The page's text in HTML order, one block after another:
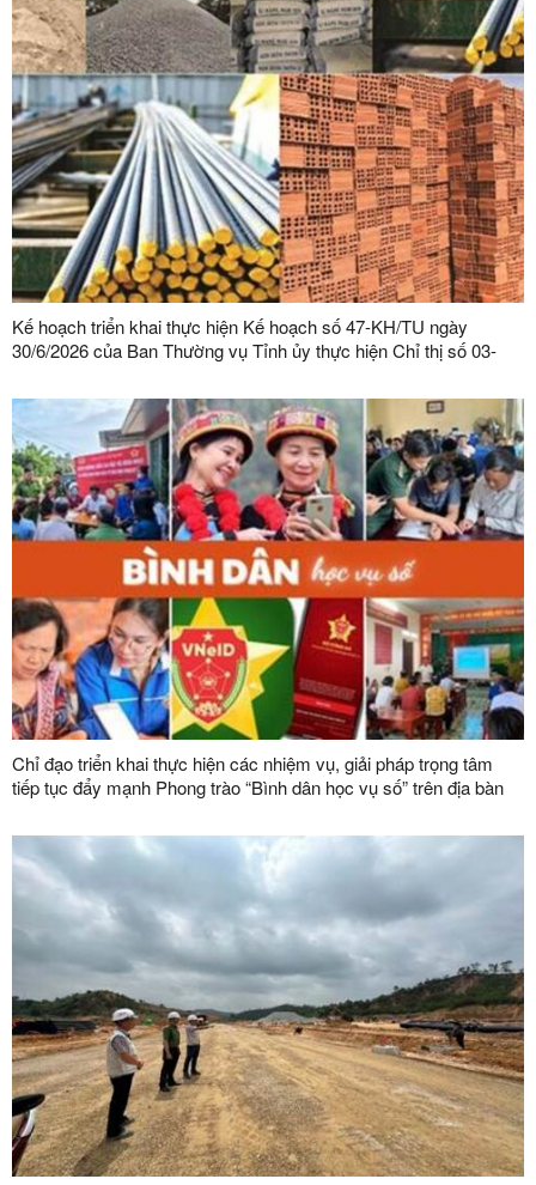
Kế hoạch triển khai thực hiện Kế hoạch số 47-KH/TU ngày
30/6/2026 của Ban Thường vụ Tỉnh ủy thực hiện Chỉ thị số 03-
đạo của Đảng đối với công tác quản lý, phát triển vật liệu xây
dựng trong giai đoạn mới
Chỉ đạo triển khai thực hiện các nhiệm vụ, giải pháp trọng tâm
tiếp tục đẩy mạnh Phong trào “Bình dân học vụ số” trên địa bàn